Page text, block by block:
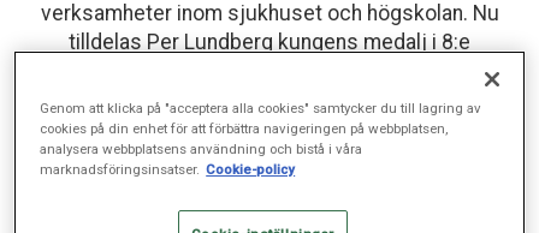
verksamheter inom sjukhuset och högskolan. Nu
tilldelas Per Lundberg kungens medalj i 8:e
Motiveringen till utmärkelsen lyder: ”För förtjänstfulla insatser
som styrelseordförande i Sophiahemmet och Stiftelsen
Genom att klicka på "acceptera alla cookies" samtycker du till lagring av
cookies på din enhet för att förbättra navigeringen på webbplatsen,
analysera webbplatsens användning och bistå i våra
marknadsföringsinsatser. Cookie-policy